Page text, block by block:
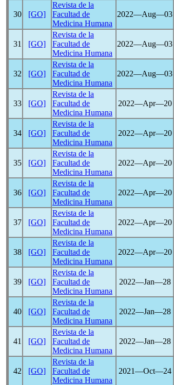
30 [GO]
Revista de la
Facultad de
Medicina Humana
2022―Aug―03
31 [GO]
Revista de la
Facultad de
Medicina Humana
2022―Aug―03
32 [GO]
Revista de la
Facultad de
Medicina Humana
2022―Aug―03
33 [GO]
Revista de la
Facultad de
Medicina Humana
2022―Apr―20
34 [GO]
Revista de la
Facultad de
Medicina Humana
2022―Apr―20
35 [GO]
Revista de la
Facultad de
Medicina Humana
2022―Apr―20
36 [GO]
Revista de la
Facultad de
Medicina Humana
2022―Apr―20
37 [GO]
Revista de la
Facultad de
Medicina Humana
2022―Apr―20
38 [GO]
Revista de la
Facultad de
Medicina Humana
2022―Apr―20
39 [GO]
Revista de la
Facultad de
Medicina Humana
2022―Jan―28
40 [GO]
Revista de la
Facultad de
Medicina Humana
2022―Jan―28
41 [GO]
Revista de la
Facultad de
Medicina Humana
2022―Jan―28
42 [GO]
Revista de la
Facultad de
Medicina Humana
2021―Oct―24